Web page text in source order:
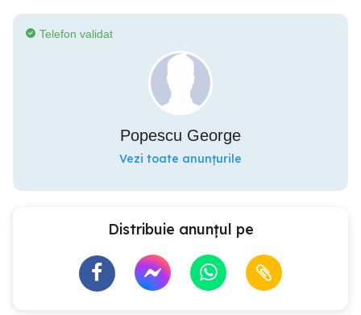
Telefon validat
Popescu George
Vezi toate anunțurile
Distribuie anunțul pe